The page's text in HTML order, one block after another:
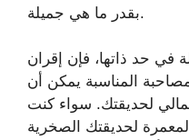
بقدر ما هي جميلة.
في حد ذاتها، فإن إقران
المناسبة يمكن أن
لحديقتك. سواء كنت
لحديقتك الصخرية